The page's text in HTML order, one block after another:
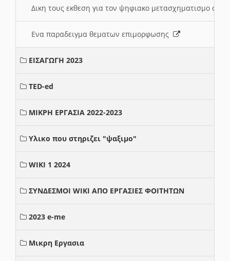
Δικη τους εκθεση για τον ψηφιακο μετασχηματισμο
Ενα παραδειγμα θεματων επιμορφωσης
ΕΙΣΑΓΩΓΗ 2023
TED-ed
ΜΙΚΡΗ ΕΡΓΑΣΙΑ 2022-2023
Υλικο που στηριζει "ψαξιμο"
WIKI 1 2024
ΣΥΝΔΕΣΜΟΙ WIKI ΑΠΟ ΕΡΓΑΣΙΕΣ ΦΟΙΤΗΤΩΝ
2023 e-me
Μικρη Εργασια